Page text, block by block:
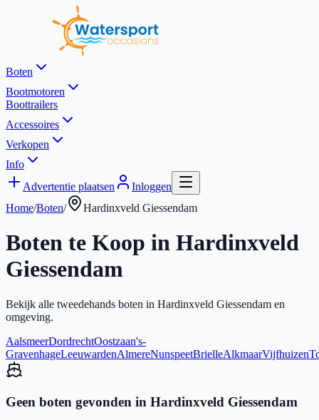
Boten
Bootmotoren
Boottrailers
Accessoires
Verkopen
Info
Advertentie plaatsen
Inloggen
Home/Boten/ Hardinxveld Giessendam
Boten te Koop in Hardinxveld
Giessendam
Bekijk alle tweedehands boten in Hardinxveld Giessendam en
omgeving.
AalsmeerDordrechtOostzaan's-
GravenhageLeeuwardenAlmereNunspeetBrielleAlkmaarVijfhuizen
Geen boten gevonden in Hardinxveld Giessendam